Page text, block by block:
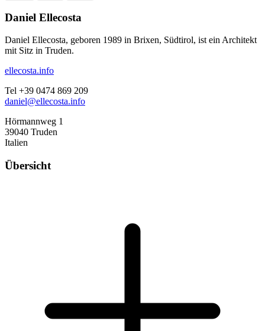
Daniel Ellecosta
Daniel Ellecosta, geboren 1989 in Brixen, Südtirol, ist ein Architekt
mit Sitz in Truden.
ellecosta.info
Tel +39 0474 869 209
daniel@ellecosta.info
Hörmannweg 1
39040 Truden
Italien
Übersicht